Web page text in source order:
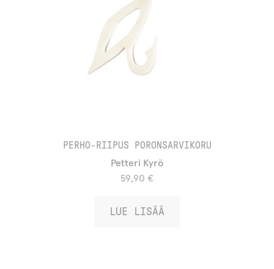
PERHO-RIIPUS PORONSARVIKORU
Petteri Kyrö
59,90 €
LUE LISÄÄ